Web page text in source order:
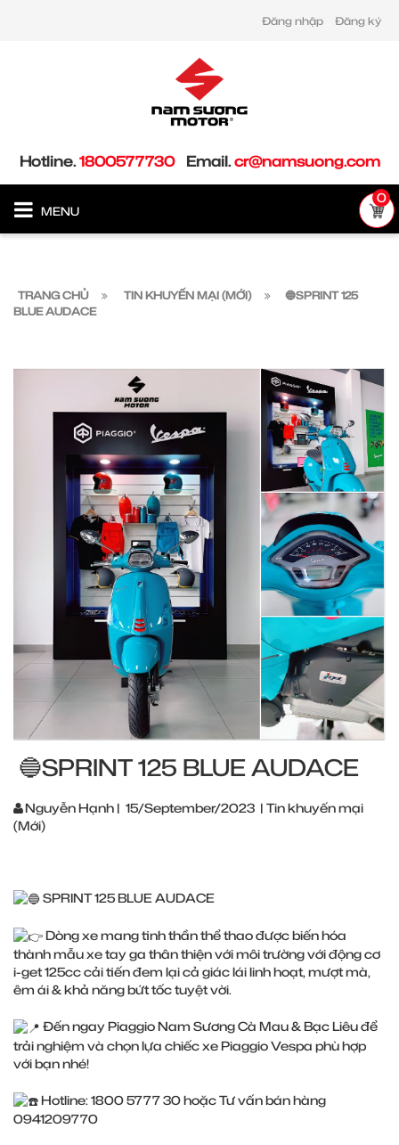
Đăng nhập Đăng ký
Hotline.1800577730 Email.cr@namsuong.com
MENU
0
TRANG CHỦ TIN KHUYẾN MẠI (MỚI)
🔵SPRINT 125
BLUE AUDACE
🔵SPRINT 125 BLUE AUDACE
Nguyễn Hạnh | 15/September/2023 | Tin khuyến mại
(Mới)
SPRINT 125 BLUE AUDACE
Dòng xe mang tinh thần thể thao được biến hóa
thành mẫu xe tay ga thân thiện với môi trường với động cơ
i-get 125cc cải tiến đem lại cả giác lái linh hoạt, mượt mà,
êm ái & khả năng bứt tốc tuyệt vời.
Đến ngay Piaggio Nam Sương Cà Mau & Bạc Liêu để
trải nghiệm và chọn lựa chiếc xe Piaggio Vespa phù hợp
với bạn nhé!
Hotline: 1800 5777 30 hoặc Tư vấn bán hàng
0941209770